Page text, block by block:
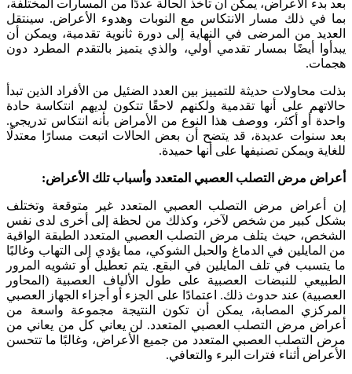
بعد بدء الأعراض، يمكن أن تأخذ الحالة عددًا من المسارات المختلفة،
بما في ذلك مسار الانتكاس مع النوبات وهدوء الأعراض. سينتقل
العديد من المرضى في النهاية إلى دورة ثانوية تقدمية، ويمكن أن
يبدأوا أيضًا بمسار تقدمي أولي، والذي يتميز بالتقدم المطرد دون
هجمات.
بذلت محاولات حديثة للتمييز بين العدد الضئيل من الأفراد الذين تبدأ
حالاتهم على أنها تقدمية ولكنهم لاحقًا تتكون لديهم انتكاسة حادة
واحدة أو أكثر، ووصف هذا النوع من الأمراض بأنه انتكاس تدريجي.
بعد سنوات عديدة، قد يتضح أن بعض الحالات اتبعت مسارًا معتدلًا
للغاية ويمكن تصنيفها على أنها حميدة.
أعراض مرض التصلب العصبي المتعدد وأسباب تلك الأعراض:
إن أعراض مرض التصلب العصبي المتعدد غير متوقعة وتختلف
بشكل كبير من شخص لآخر، وكذلك من لحظة إلى أخرى لدى نفس
الشخص، حيث يتلف مرض التصلب العصبي المتعدد الطبقة الواقية
من المايلين في الدماغ والحبل الشوكي، مما يؤدي إلى التهاب وغالبًا
ما يتسبب في تلف المايلين في البقع. يتم تعطيل أو تشويه المرور
الطبيعي للنبضات العصبية على طول الألياف العصبية (المحاور
العصبية) عند حدوث ذلك. اعتمادًا على الجزء أو أجزاء الجهاز العصبي
المركزي المصابة، يمكن أن تكون النتيجة مجموعة واسعة من
أعراض مرض التصلب العصبي المتعدد. لن يعاني كل من يعاني من
مرض التصلب العصبي المتعدد من جميع الأعراض، وغالبًا ما تتحسن
الأعراض أثناء فترات البرء والتعافي.